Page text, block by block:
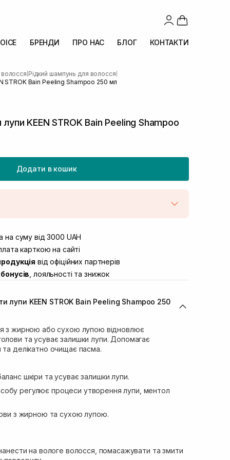
БРЕНДИ ПРО НАС БЛОГ КОНТАКТИ
Рідкий шампунь для волосся
STROK Bain Peeling Shampoo 250 мл
KEEN STROK Bain Peeling Shampoo
Додати в кошик
Винниченка 4
Академіка Підстригача, 1В (Duck’s
Івана Франка 36
Степана Бандери 45 В наявності
Кулика і Гудачека 23 (ТЦ Екватор) В наявності
на суму від 3000 UAH
карткою на сайті
від офіційних партнерів
, лояльності та знижок
лупи KEEN STROK Bain Peeling Shampoo 250
з жирною або сухою лупою відновлює
та усуває залишки лупи. Допомагає
та делікатно очищає пасма.
шкіри та усуває залишки лупи.
регулює процеси утворення лупи, ментол
з жирною та сухою лупою.
на вологе волосся, помасажувати та змити